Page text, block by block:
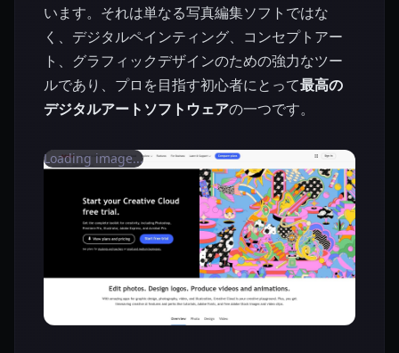
います。それは単なる写真編集ソフトではな
く、デジタルペインティング、コンセプトアー
ト、グラフィックデザインのための強力なツー
ルであり、プロを目指す初心者にとって最高の
デジタルアートソフトウェアの一つです。
Loading image...